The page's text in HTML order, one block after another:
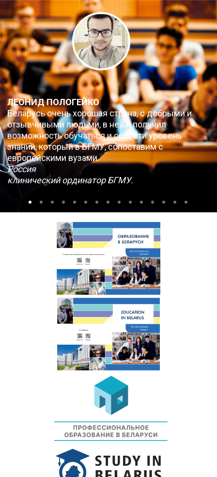
ЛЕОНИД ПОЛОГЕЙКО
Беларусь очень хорошая страна, с добрыми и
отзывчивыми людьми, в ней я получил
возможность обучаться и обрести уровень
знаний, который в БГМУ, сопоставим с
европейскими вузами.
Россия
клинический ординатор БГМУ.